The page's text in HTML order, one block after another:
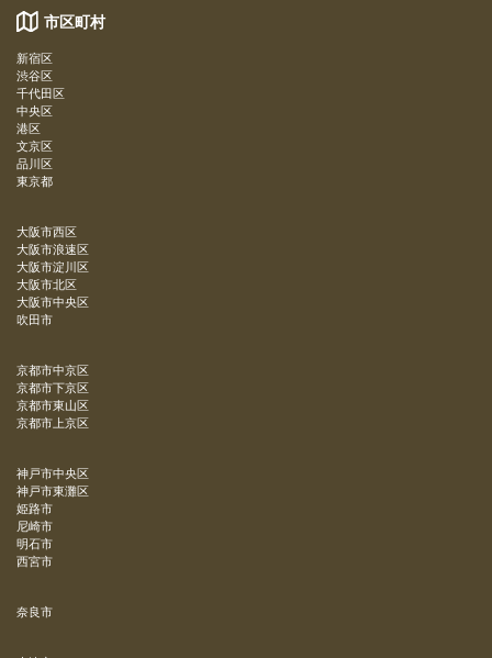
市区町村
新宿区
渋谷区
千代田区
中央区
港区
文京区
品川区
東京都
大阪市西区
大阪市浪速区
大阪市淀川区
大阪市北区
大阪市中央区
吹田市
京都市中京区
京都市下京区
京都市東山区
京都市上京区
神戸市中央区
神戸市東灘区
姫路市
尼崎市
明石市
西宮市
奈良市